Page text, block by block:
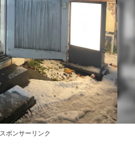
スポンサーリンク